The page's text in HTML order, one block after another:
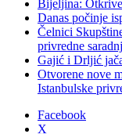
Bijeljina:
Danas počinje
Čelnici
privredne
Gajić i Drljić
Otvorene nove
Istanbulske
Facebook
X